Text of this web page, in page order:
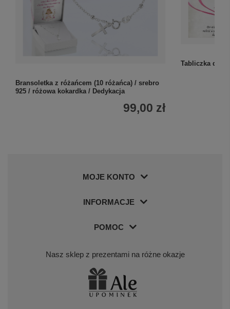
+
Bransoletka z różańcem (10 różańca) / srebro
925 / różowa kokardka / Dedykacja
99,00 zł
Tabliczka do
MOJE KONTO
INFORMACJE
POMOC
Nasz sklep z prezentami na różne okazje